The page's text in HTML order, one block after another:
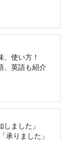
、使い方！
、英語も紹介
しました」
承りました」